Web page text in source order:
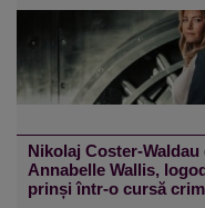
Nikolaj Coster-
Annabelle Wallis,
prinși într-o cursă